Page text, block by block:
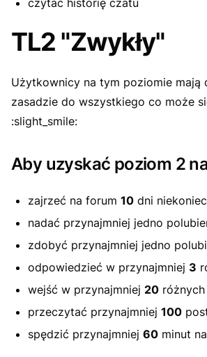
czytać historię czatu
TL2 "Zwykły"
Użytkownicy na tym poziomie mają
zasadzie do wszystkiego co może
:slight_smile:
Aby uzyskać poziom 2
zajrzeć na forum 10 dni
nadać przynajmniej jedno
zdobyć przynajmniej jedno
odpowiedzieć w przynajmniej 3
wejść w przynajmniej 20
przeczytać przynajmniej 100
spędzić przynajmniej 60 minut